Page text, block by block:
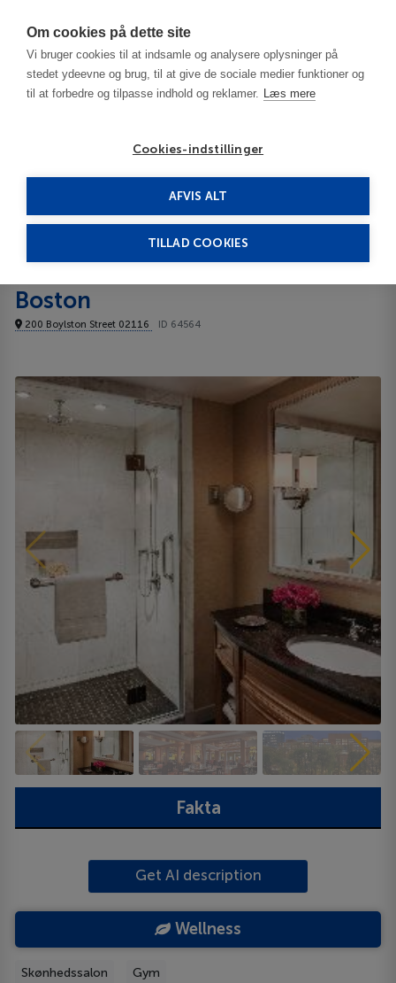
Om cookies på dette site
Vi bruger cookies til at indsamle og analysere oplysninger på
stedet ydeevne og brug, til at give de sociale medier funktioner og
til at forbedre og tilpasse indhold og reklamer. Læs mere
Cookies-indstillinger
AFVIS ALT
TILLAD COOKIES
Four Seasons Hotel Boston 5*****
Boston
200 Boylston Street 02116 ID 64564
Fakta
Get AI description
Wellness
Skønhedssalon Gym